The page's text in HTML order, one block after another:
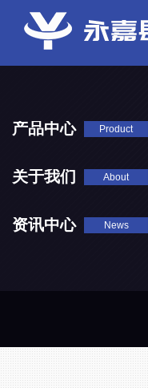
产品中心 Product
关于我们 About
资讯中心 News